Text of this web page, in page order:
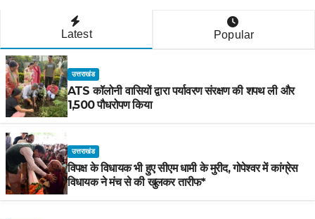
Latest Popular
उत्तराखंड
ATS कॉलोनी वासियों द्वारा पर्यावरण संरक्षण की शपथ ली और
1,500 पौधरोपण किया
उत्तराखंड
विपक्ष के विधायक भी हुए सीएम धामी के मुरीद, गोपेश्वर में कांग्रेस
विधायक ने मंच से की खुलकर तारीफ*